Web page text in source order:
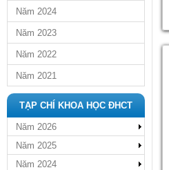
Năm 2024
Năm 2023
Năm 2022
Năm 2021
TẠP CHÍ KHOA HỌC ĐHCT
Năm 2026
Năm 2025
Năm 2024